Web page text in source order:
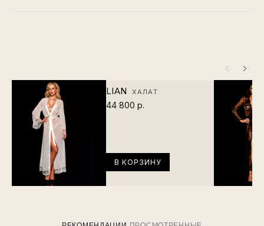
LIAN ХАЛАТ
44 800 р.
В КОРЗИНУ